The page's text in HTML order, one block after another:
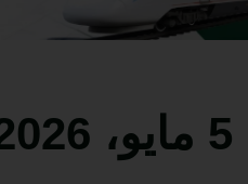
5 مايو، 2026